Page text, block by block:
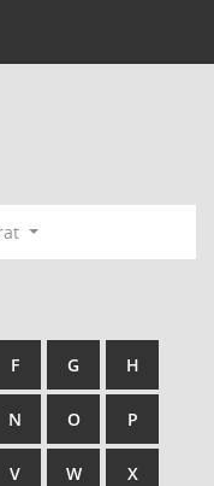
F G H
N O P
V W X